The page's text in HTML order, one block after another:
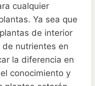
cualquier
Ya sea que
de interior
nutrientes en
la diferencia en
conocimiento y